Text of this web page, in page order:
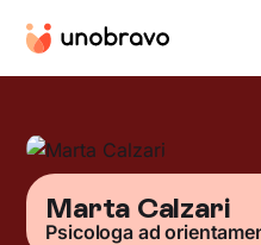
Marta Calzari
Psicologa ad